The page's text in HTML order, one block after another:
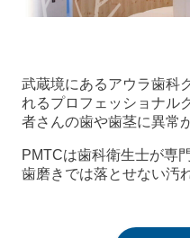
武蔵境にあるアウラ歯科
れるプロフェッショナル
者さんの歯や歯茎に異常
PMTCは歯科衛生士が専
歯磨きでは落とせない汚